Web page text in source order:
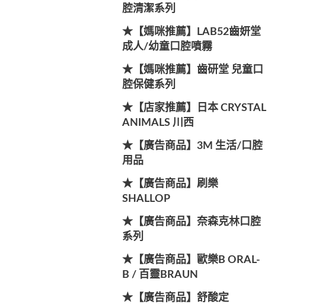
腔清潔系列
★【媽咪推薦】LAB52齒妍堂
成人/幼童口腔噴霧
★【媽咪推薦】齒研堂 兒童口
腔保健系列
★【店家推薦】日本 CRYSTAL
ANIMALS 川西
★【廣告商品】3M 生活/口腔
用品
★【廣告商品】刷樂
SHALLOP
★【廣告商品】奈森克林口腔
系列
★【廣告商品】歐樂B ORAL-
B / 百靈BRAUN
★【廣告商品】舒酸定